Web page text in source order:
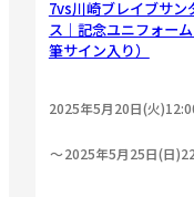
7vs川崎ブレイブサン
ス｜記念ユニフォー
筆サイン入り）
2025年5月20日(火
2025年5月25日(日